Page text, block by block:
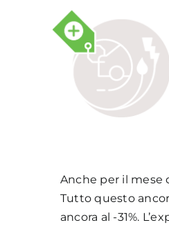
Anche per il mese
Tutto questo
ancora al -31%.